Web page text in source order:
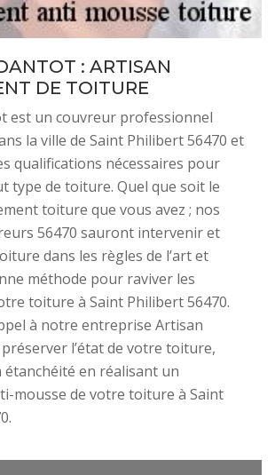
: ARTISAN
DE TOITURE
est un couvreur professionnel
la ville de Saint Philibert 56470 et
qualifications nécessaires pour
type de toiture. Quel que soit le
toiture que vous avez ; nos
56470 sauront intervenir et
dans les règles de l’art et
méthode pour raviver les
toiture à Saint Philibert 56470.
à notre entreprise Artisan
l’état de votre toiture,
en réalisant un
mousse de votre toiture à Saint